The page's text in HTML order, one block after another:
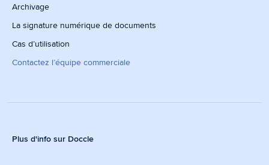
Archivage
La signature numérique de documents
Cas d’utilisation
Contactez l’équipe commerciale
Plus d'info sur Doccle